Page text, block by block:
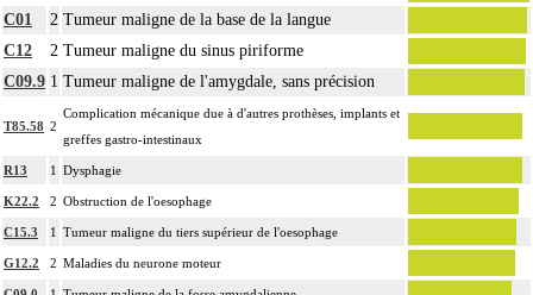
C01
2 Tumeur maligne de la base de la langue
C12
2 Tumeur maligne du sinus piriforme
C09.9 1 Tumeur maligne de l'amygdale, sans précision
T85.58 2
Complication mécanique due à d'autres prothèses, implants et
greffes gastro-intestinaux
R13 1 Dysphagie
K22.2 2 Obstruction de l'oesophage
C15.3 1 Tumeur maligne du tiers supérieur de l'oesophage
G12.2 2 Maladies du neurone moteur